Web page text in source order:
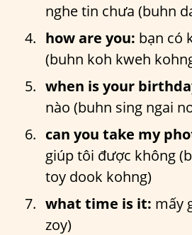
nghe tin chưa (buhn
how are you: bạn có
(buhn koh kweh
when is your
nào (buhn sing ngai
can you take my
giúp tôi được không
toy dook kohng)
what time is it: mấy
zoy)